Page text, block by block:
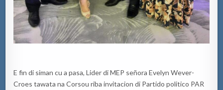
E fin di siman cu a pasa, Lider di MEP señora Evelyn Wever-
Croes tawata na Corsou riba invitacion di Partido politico PAR